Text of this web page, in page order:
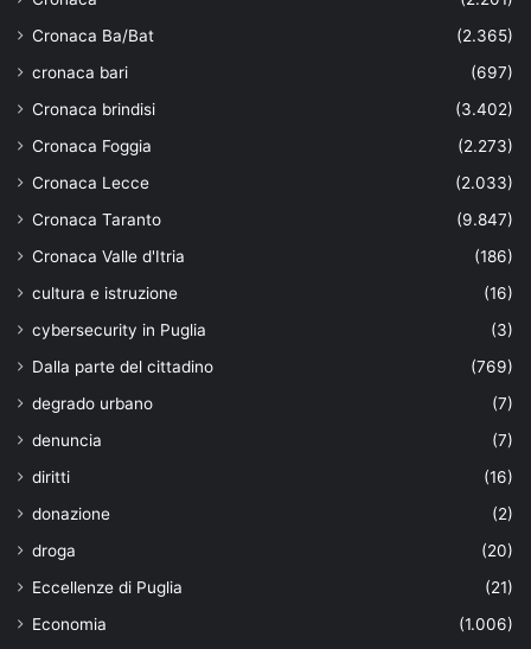
Cronaca Ba/Bat
(2.365)
cronaca bari
(697)
Cronaca brindisi
(3.402)
Cronaca Foggia
(2.273)
Cronaca Lecce
(2.033)
Cronaca Taranto
(9.847)
Cronaca Valle d'Itria
(186)
cultura e istruzione
(16)
cybersecurity in Puglia
(3)
Dalla parte del cittadino
(769)
degrado urbano
(7)
denuncia
(7)
diritti
(16)
donazione
(2)
droga
(20)
Eccellenze di Puglia
(21)
Economia
(1.006)